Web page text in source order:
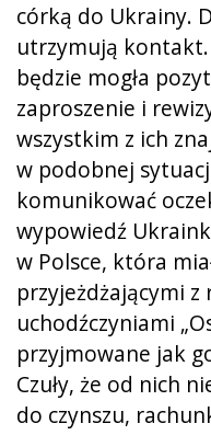
córką do Ukrainy.
utrzymują kontakt.
będzie mogła
zaproszenie i
wszystkim z ich
w podobnej
komunikować
wypowiedź
w Polsce, która
przyjeżdżającymi
uchodźczyniami
przyjmowane jak
Czuły, że od nich
do czynszu,